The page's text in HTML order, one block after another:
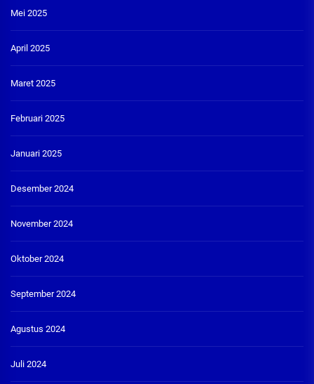
Mei 2025
April 2025
Maret 2025
Februari 2025
Januari 2025
Desember 2024
November 2024
Oktober 2024
September 2024
Agustus 2024
Juli 2024